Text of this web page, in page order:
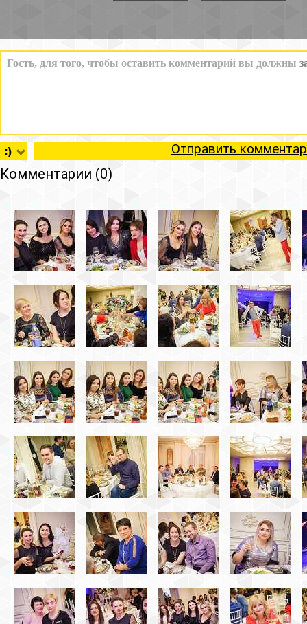
Отправить
Комментарии (0)